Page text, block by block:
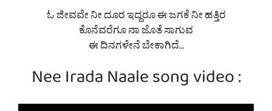
ಓ ಜೀವವೇ ನೀ ದೂರ ಇದ್ದರೂ ಈ ಜಗಕೆ ನೀ ಹತ್ತಿರ
ಕೊನೆವರೆಗೂ ನಾ ಜೊತೆ ಸಾಗುವ
ಈ ದಿನಗಳೇನೆ ಬೇಕಾಗಿದೆ…
Nee Irada Naale song video :